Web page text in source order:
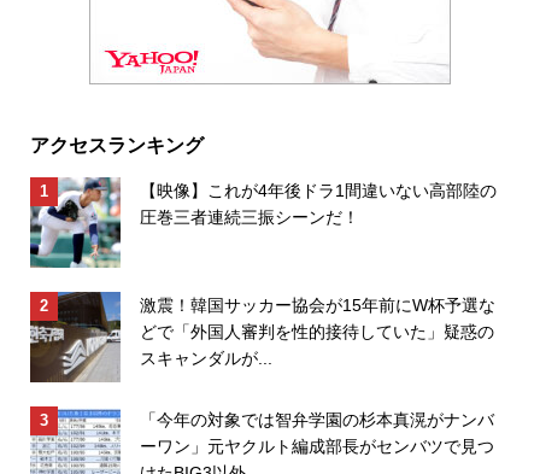
アクセスランキング
【映像】これが4年後ドラ1間違いない高部陸の
圧巻三者連続三振シーンだ！
激震！韓国サッカー協会が15年前にW杯予選な
どで「外国人審判を性的接待していた」疑惑の
スキャンダルが...
「今年の対象では智弁学園の杉本真滉がナンバ
ーワン」元ヤクルト編成部長がセンバツで見つ